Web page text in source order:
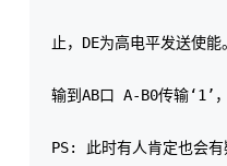
止，DE为高电平发送使
输到AB口 A-B0传输‘1’
PS: 此时有人肯定也会有